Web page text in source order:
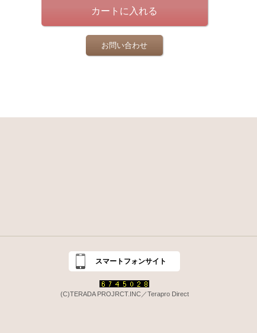
お問い合わせ
スマートフォンサイト
(C)TERADA PROJRCT.INC／Terapro Direct